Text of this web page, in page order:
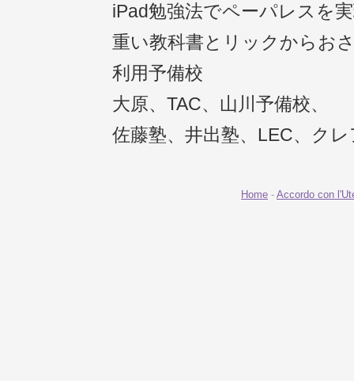
iPad勉強法でペーパレスを
重い教科書とリックからお
利用予備校
大原、TAC、山川予備校、
佐藤塾、井出塾、LEC、ク
Home - Accordo con